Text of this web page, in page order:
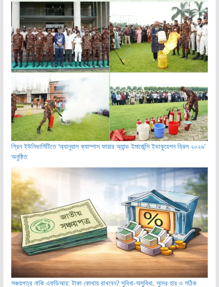
গ্রিন ইউনিভার্সিটিতে ‘অ্যানুয়াল ক্যাম্পাস ফায়ার অ্যান্ড ইমার্জেন্সি ইভাকুয়েশন ড্রিল ২০২৬’
অনুষ্ঠিত
সঞ্চয়পত্র নাকি এফডিআর: টাকা কোথায় রাখবেন? সুবিধা-অসুবিধা, সুদের হার ও সঠিক